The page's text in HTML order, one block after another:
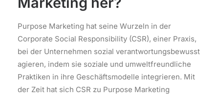
Purpose Marketing hat seine Wurzeln in der
Corporate Social Responsibility (CSR), einer Praxis,
bei der Unternehmen sozial verantwortungsbewusst
agieren, indem sie soziale und umweltfreundliche
Praktiken in ihre Geschäftsmodelle integrieren. Mit
der Zeit hat sich CSR zu Purpose Marketing